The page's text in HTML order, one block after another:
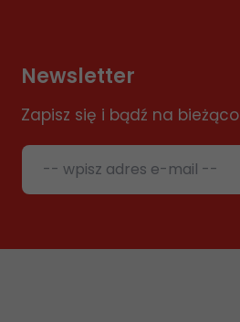
Newsletter
Zapisz się i bądź na bieżąco
-- wpisz adres e-mail --